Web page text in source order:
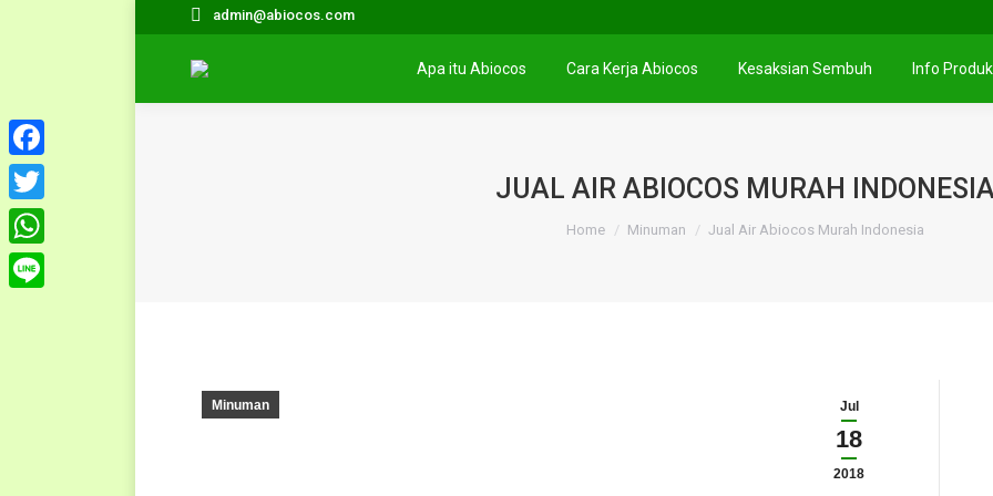
admin@abiocos.com
Apa itu Abiocos Cara Kerja Abiocos Kesaksian Sembuh Info Produk
JUAL AIR ABIOCOS MURAH INDONESIA
Home Minuman Jual Air Abiocos Murah Indonesia
Jul
18
2018
Minuman
Facebook
Twitter
WhatsApp